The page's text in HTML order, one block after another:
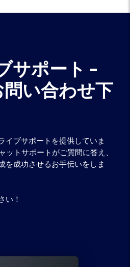
サポート -
い合わせ下
イブサポートを提供していま
ットサポートがご質問に答え、
を成功させるお手伝いをしま
い！